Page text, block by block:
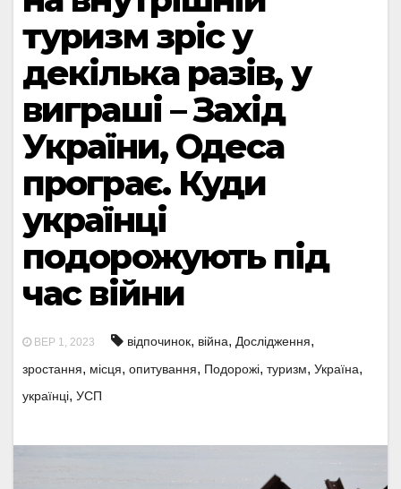
туризм зріс у
декілька разів, у
виграші – Захід
України, Одеса
програє. Куди
українці
подорожують під
час війни
ВЕР 1, 2023 відпочинок, війна, Дослідження,
зростання, місця, опитування, Подорожі, туризм, Україна,
українці, УСП